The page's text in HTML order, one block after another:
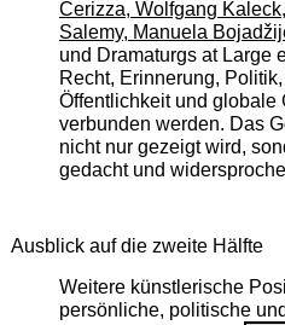
Cerizza, Wolfgang
Salemy, Manuela
und Dramaturgs at Large
Recht, Erinnerung,
Öffentlichkeit und globale
verbunden werden. Das
nicht nur gezeigt wird,
gedacht und
Ausblick auf die zweite Hälfte
Weitere künstlerische
persönliche, politische